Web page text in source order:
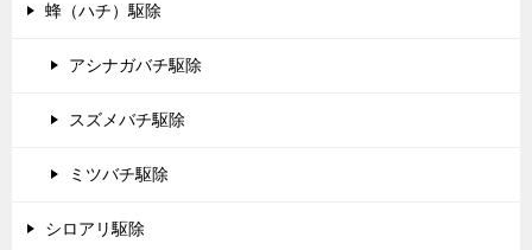
蜂（ハチ）駆除
アシナガバチ駆除
スズメバチ駆除
ミツバチ駆除
シロアリ駆除